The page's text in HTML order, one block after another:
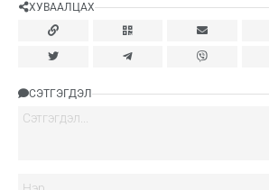
ХУВААЛЦАХ
СЭТГЭГДЭЛ